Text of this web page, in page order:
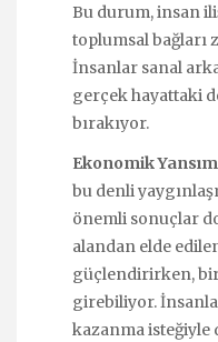
Bu durum, insan
toplumsal bağları
İnsanlar sanal
gerçek hayattaki
bırakıyor.
Ekonomik
bu denli
önemli sonuçlar
alandan elde
güçlendirirken,
girebiliyor.
kazanma isteğiyle